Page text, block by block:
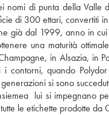
nomi di punta della
di 300 ettari,
già dal 1999, anno in
una maturità
in Alsazia, in
quando
si sono
lui si impegnano
le etichette prodotte da